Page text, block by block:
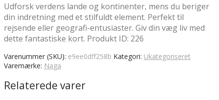
Udforsk verdens lande og kontinenter, mens du beriger
din indretning med et stilfuldt element. Perfekt til
rejsende eller geografi-entusiaster. Giv din væg liv med
dette fantastiske kort. Produkt ID: 226
Varenummer (SKU): e9ee0dff258b Kategori: Ukategoriseret
Varemærke: Naga
Relaterede varer